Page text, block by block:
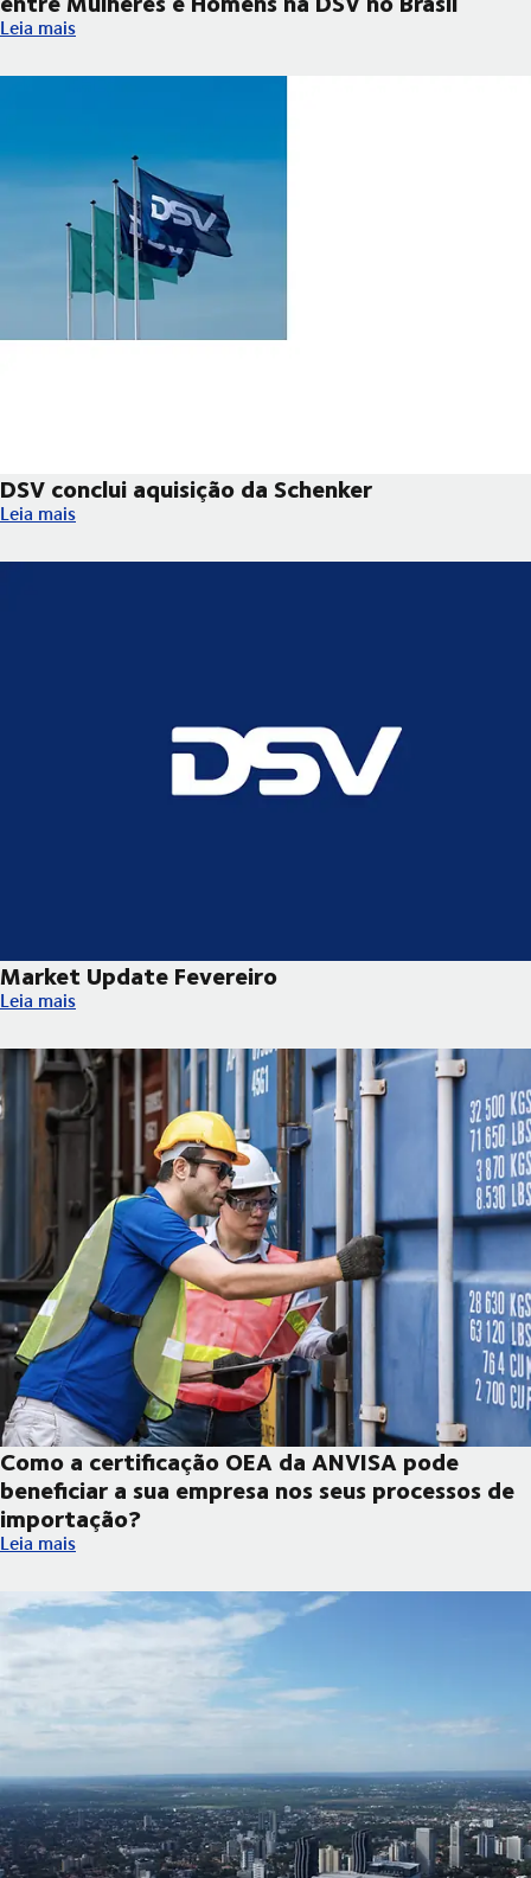
Relatório de Transparência e Igualdade Salarial entre Mulheres
Leia mais
DSV conclui aquisição da Schenker
DSV conclui aquisição da Schenker
Leia mais
Market Update Fevereiro
Market Update Fevereiro
Leia mais
Como a certificação OEA da ANVISA pode
beneficiar a sua empresa nos seus processos de
importação?
Como a certificação OEA da ANVISA pode beneficiar a sua
Leia mais